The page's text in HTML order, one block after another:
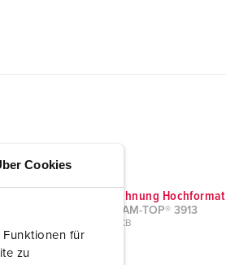
Cookies
für
zu
Maßzeichnung Hochformat
Stecker AM-TOP® 3913
PNG, 54 KB